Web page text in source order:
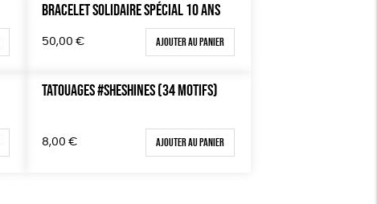
BRACELET SOLIDAIRE SPÉCIAL 10 ANS
50,00 € Ajouter au panier
TATOUAGES #SHESHINES (34 MOTIFS)
8,00 € Ajouter au panier